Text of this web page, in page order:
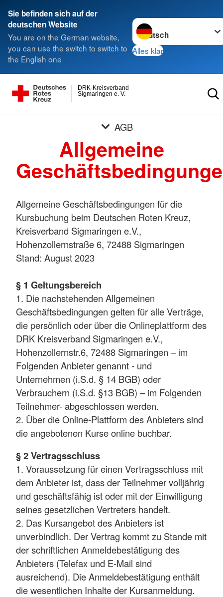
Sie befinden sich auf der
deutschen Website
You are on the German website,
you can use the switch to switch to
the English one
Sprache wechseln zu
Alles klar
Sigmaringen e. V.
DRK-Kreisverband
AGB
Allgemeine
Allgemeine Geschäftsbedingungen für die
Kursbuchung beim Deutschen Roten Kreuz,
Kreisverband Sigmaringen e.V.,
Hohenzollernstraße 6, 72488 Sigmaringen
Stand: August 2023
§ 1 Geltungsbereich
1. Die nachstehenden Allgemeinen
Geschäftsbedingungen gelten für alle Verträge,
die persönlich oder über die Onlineplattform des
DRK Kreisverband Sigmaringen e.V.,
Hohenzollernstr.6, 72488 Sigmaringen – im
Folgenden Anbieter genannt - und
Unternehmen (i.S.d. § 14 BGB) oder
Verbrauchern (i.S.d. §13 BGB) – im Folgenden
Teilnehmer- abgeschlossen werden.
2. Über die Online-Plattform des Anbieters sind
die angebotenen Kurse online buchbar.
§ 2 Vertragsschluss
1. Voraussetzung für einen Vertragsschluss mit
dem Anbieter ist, dass der Teilnehmer volljährig
und geschäftsfähig ist oder mit der Einwilligung
seines gesetzlichen Vertreters handelt.
2. Das Kursangebot des Anbieters ist
unverbindlich. Der Vertrag kommt zu Stande mit
der schriftlichen Anmeldebestätigung des
Anbieters (Telefax und E-Mail sind
ausreichend). Die Anmeldebestätigung enthält
die wesentlichen Inhalte der Kursanmeldung.